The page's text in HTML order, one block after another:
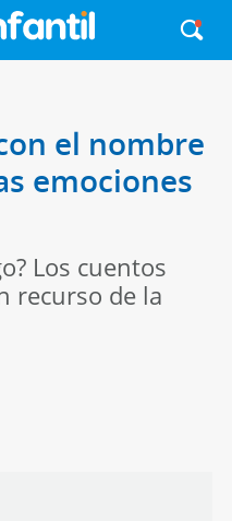
el nombre
emociones
Los cuentos
recurso de la